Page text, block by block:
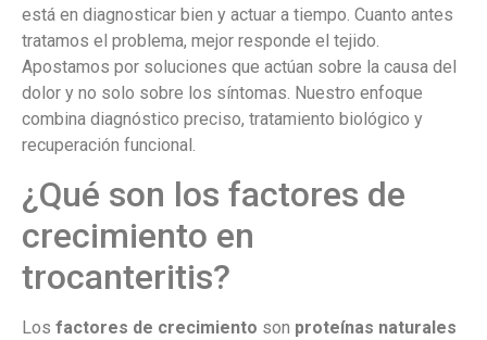
está en diagnosticar bien y actuar a tiempo. Cuanto antes
tratamos el problema, mejor responde el tejido.
Apostamos por soluciones que actúan sobre la causa del
dolor y no solo sobre los síntomas. Nuestro enfoque
combina diagnóstico preciso, tratamiento biológico y
recuperación funcional.
¿Qué son los factores de
crecimiento en
trocanteritis?
Los factores de crecimiento son proteínas naturales